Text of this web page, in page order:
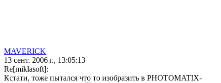
MAVERICK
13 сент. 2006 г., 13:05:13
Re[miklasoft]:
Кстати, тоже пытался что то изобразить в PHOTOMATIX-